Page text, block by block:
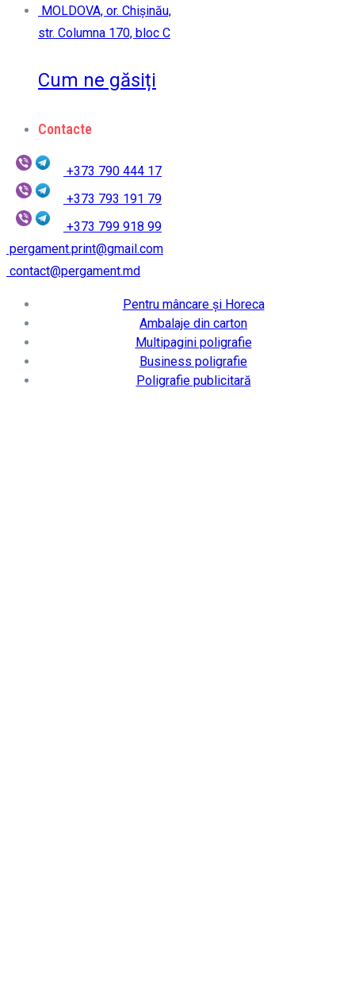
MOLDOVA, or. Chișinău,
str. Columna 170, bloc C
Cum ne găsiți
Contacte
+373 790 444 17
+373 793 191 79
+373 799 918 99
pergament.print@gmail.com
contact@pergament.md
Pentru mâncare și Horeca
Ambalaje din carton
Multipagini poligrafie
Business poligrafie
Poligrafie publicitară